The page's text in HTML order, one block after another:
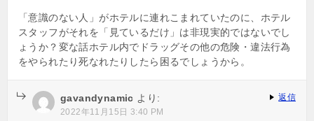
「意識のない人」がホテルに連れこまれていたのに、ホテル
スタッフがそれを「見ているだけ」は非現実的ではないでし
ょうか？変な話ホテル内でドラッグその他の危険・違法行為
をやられたり死なれたりしたら困るでしょうから。
gavandynamic より:
2022年11月15日 3:40 PM
返信